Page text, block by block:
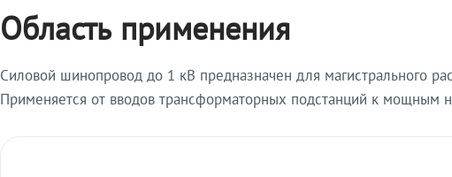
Область применения
Силовой шинопровод до 1 кВ предназначен для магистрального
Применяется от вводов трансформаторных подстанций к мощным